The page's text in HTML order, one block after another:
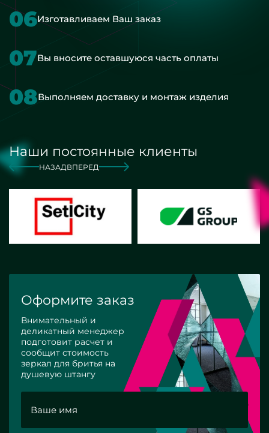
06Изготавливаем Ваш заказ
07Вы вносите оставшуюся часть оплаты
08Выполняем доставку и монтаж изделия
Наши постоянные клиенты
НАЗАД ВПЕРЕД
Оформите заказ
Внимательный и
деликатный менеджер
подготовит расчет и
сообщит стоимость
зеркал для бритья на
душевую штангу